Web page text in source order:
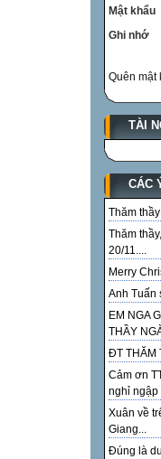
Mật khẩu
Ghi nhớ
Quên mật
TÀI
CÁC
Thăm
Thăm
20/11....
Merry
Anh Tuấn
EM NGA
THẦY
ĐT THĂM
Cảm ơn
nghỉ ngập
Xuân về
Giang...
Đúng là